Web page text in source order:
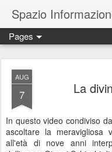
Spazio
Escursioni, viaggi,
Pages
AUG
7 La
In questo video condiviso
ascoltare la meravigliosa
all'età di nove anni